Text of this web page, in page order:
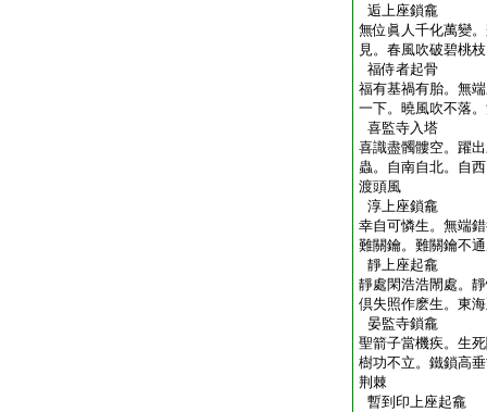
逅上座鎖龕
無位眞人千化萬變
見。春風吹破碧桃
福侍者起骨
福有基禍有胎。無
一下。曉風吹不落
喜監寺入塔
喜識盡髑髏空。躍
蟲。自南自北。自
渡頭風
淳上座鎖龕
幸自可憐生。無端
難關鑰。難關鑰不
靜上座起龕
靜處閑浩浩閙處。
倶失照作麽生。東
晏監寺鎖龕
聖箭子當機疾。生
樹功不立。鐵鎖高
荆棘
暫到印上座起龕